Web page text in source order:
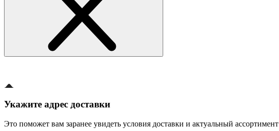
Укажите адрес доставки
Это поможет вам заранее увидеть условия доставки и актуальный ассортимент